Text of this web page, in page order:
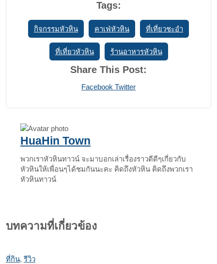
Tags:
กิจกรรมหัวหิน คาเฟ่หัวหิน ที่เที่ยวชะอำ
ที่เที่ยวหัวหิน ร้านอาหารหัวหิน
Share This Post:
Facebook TwitterPrint
Share
Email
HuaHin Town
พวกเราหัวหินทาวน์ จะมาบอกเล่าเรื่องราวดีดีๆเกี่ยวกับ
หัวหินให้เพื่อนๆได้ชมกันนะคะ คิดถึงหัวหิน คิดถึงพวกเรา
หัวหินทาวน์
บทความที่เกี่ยวข้อง
ที่กิน, รีวิว